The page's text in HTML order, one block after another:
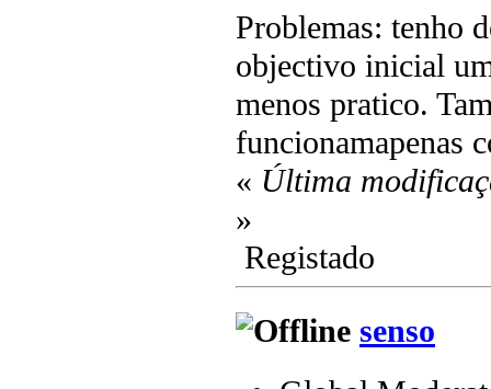
Problemas: tenho
objectivo inicial
menos pratico.
funcionamapenas
« Última
»
Registado
senso